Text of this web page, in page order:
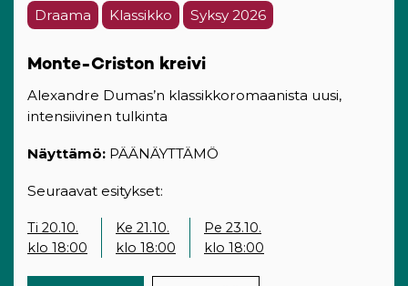
Draama Klassikko Syksy 2026
Monte-Criston kreivi
Alexandre Dumas’n klassikkoromaanista uusi,
intensiivinen tulkinta
Näyttämö: PÄÄNÄYTTÄMÖ
Seuraavat esitykset:
Ti 20.10.
klo 18:00
Ke 21.10.
klo 18:00
Pe 23.10.
klo 18:00